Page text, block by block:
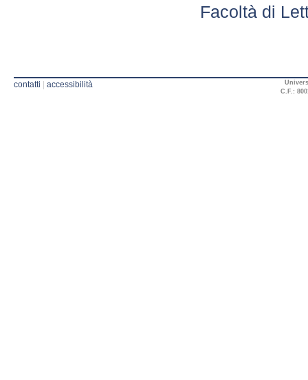
Facoltà di
contatti accessibilità
C.F.: